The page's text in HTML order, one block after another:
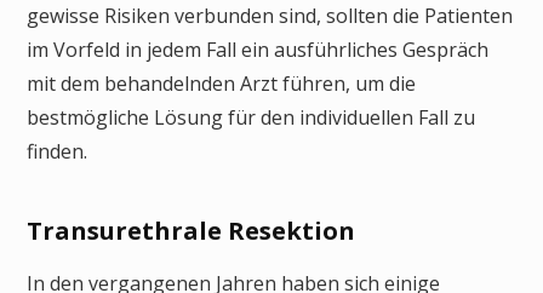
gewisse Risiken verbunden sind, sollten die Patienten
im Vorfeld in jedem Fall ein ausführliches Gespräch
mit dem behandelnden Arzt führen, um die
bestmögliche Lösung für den individuellen Fall zu
finden.
Transurethrale Resektion
In den vergangenen Jahren haben sich einige